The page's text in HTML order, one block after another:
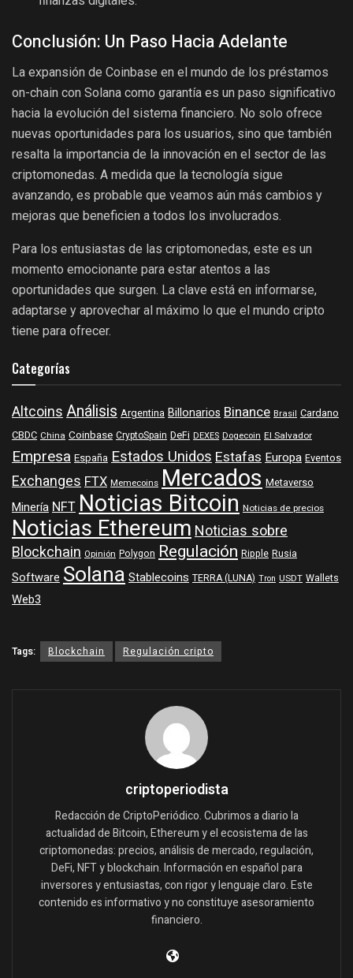
Conclusión: Un Paso Hacia Adelante
La expansión de Coinbase en el mundo de los préstamos
on-chain con Solana como garantía es un paso significativo
hacia la evolución del sistema financiero. No solo ofrece
nuevas oportunidades para los usuarios, sino que también
resalta la importancia de la innovación en el sector de las
criptomonedas. A medida que la tecnología sigue
avanzando, es probable que veamos aún más cambios y
mejoras que beneficien a todos los involucrados.
Para los entusiastas de las criptomonedas, este es un
momento emocionante para estar atentos a las
oportunidades que surgen. La clave está en informarse,
adaptarse y aprovechar al máximo lo que el mundo cripto
tiene para ofrecer.
Categorías
Altcoins Análisis Argentina Billonarios Binance Brasil Cardano
CBDC China Coinbase CryptoSpain DeFi DEXES Dogecoin El Salvador
Empresa España Estados Unidos Estafas Europa Eventos
Exchanges FTX Memecoins Mercados Metaverso
MineríaNFTNoticias Bitcoin Noticias de precios
Noticias EthereumNoticias sobre
Blockchain Opinión Polygon Regulación Ripple Rusia
Software SolanaStablecoins TERRA (LUNA) Tron USDT Wallets
Web3
Tags: Blockchain Regulación cripto
criptoperiodista
Redacción de CriptoPeriódico. Cubrimos a diario la
actualidad de Bitcoin, Ethereum y el ecosistema de las
criptomonedas: precios, análisis de mercado, regulación,
DeFi, NFT y blockchain. Información en español para
inversores y entusiastas, con rigor y lenguaje claro. Este
contenido es informativo y no constituye asesoramiento
financiero.